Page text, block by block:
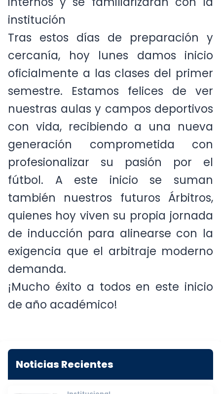
internos y se familiarizaran con la
institución
Tras estos días de preparación y
cercanía, hoy lunes damos inicio
oficialmente a las clases del primer
semestre. Estamos felices de ver
nuestras aulas y campos deportivos
con vida, recibiendo a una nueva
generación comprometida con
profesionalizar su pasión por el
fútbol. A este inicio se suman
también nuestros futuros Árbitros,
quienes hoy viven su propia jornada
de inducción para alinearse con la
exigencia que el arbitraje moderno
demanda.
¡Mucho éxito a todos en este inicio
de año académico!
Noticias Recientes